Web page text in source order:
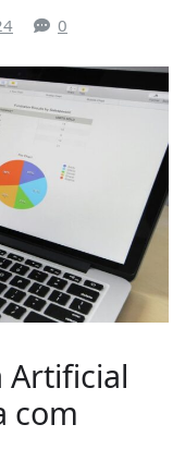
0
Artificial
com